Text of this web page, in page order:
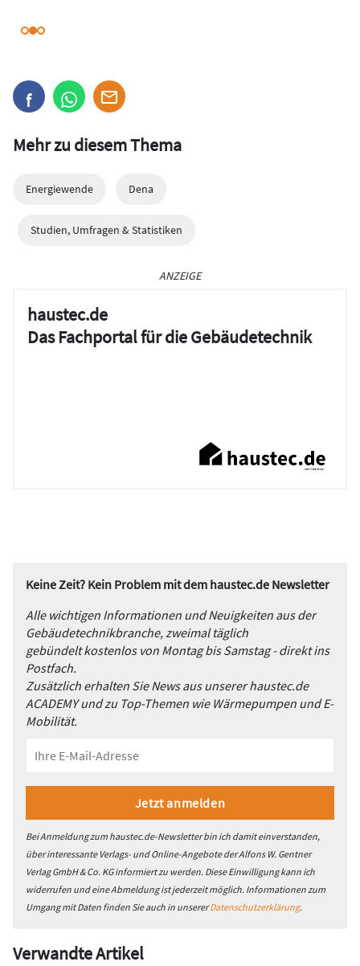
Mehr zu diesem Thema
Energiewende Dena
Studien, Umfragen & Statistiken
ANZEIGE
haustec.de
Das Fachportal für die Gebäudetechnik
Keine Zeit? Kein Problem mit dem haustec.de Newsletter
Alle wichtigen Informationen und Neuigkeiten aus der
Gebäudetechnikbranche, zweimal täglich
gebündelt kostenlos von Montag bis Samstag - direkt ins
Postfach.
Zusätzlich erhalten Sie News aus unserer haustec.de
ACADEMY und zu Top-Themen wie Wärmepumpen und E-
Mobilität.
Bei Anmeldung zum haustec.de-Newsletter bin ich damit einverstanden,
über interessante Verlags- und Online-Angebote der Alfons W. Gentner
Verlag GmbH & Co. KG informiert zu werden. Diese Einwilligung kann ich
widerrufen und eine Abmeldung ist jederzeit möglich. Informationen zum
Umgang mit Daten finden Sie auch in unsererDatenschutzerklärung.
Verwandte Artikel